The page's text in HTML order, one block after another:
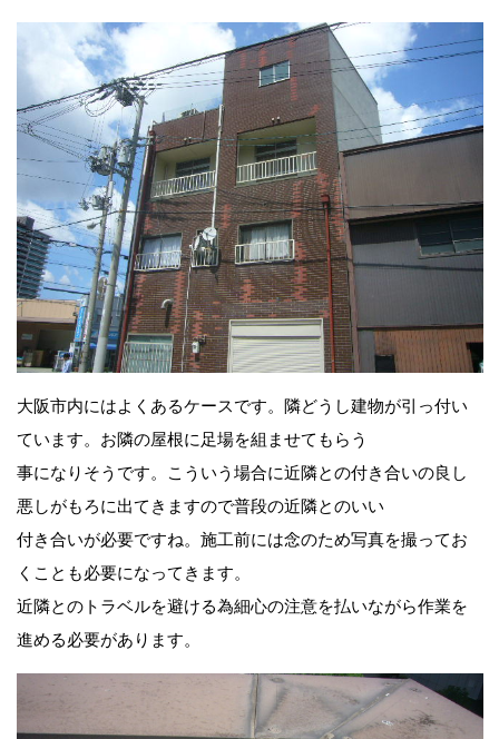
大阪市内にはよくあるケースです。隣どうし建物が引っ付い
ています。お隣の屋根に足場を組ませてもらう
事になりそうです。こういう場合に近隣との付き合いの良し
悪しがもろに出てきますので普段の近隣とのいい
付き合いが必要ですね。施工前には念のため写真を撮ってお
くことも必要になってきます。
近隣とのトラベルを避ける為細心の注意を払いながら作業を
進める必要があります。